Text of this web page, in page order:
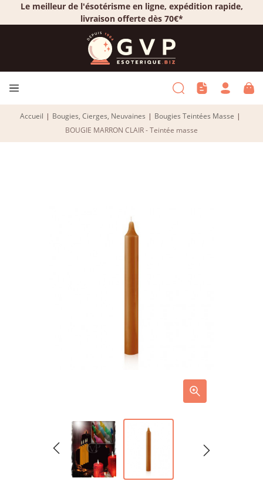
Le meilleur de l'ésotérisme en ligne, expédition rapide,
livraison offerte dès 70€*
Accueil | Bougies, Cierges, Neuvaines | Bougies Teintées Masse |
BOUGIE MARRON CLAIR - Teintée masse